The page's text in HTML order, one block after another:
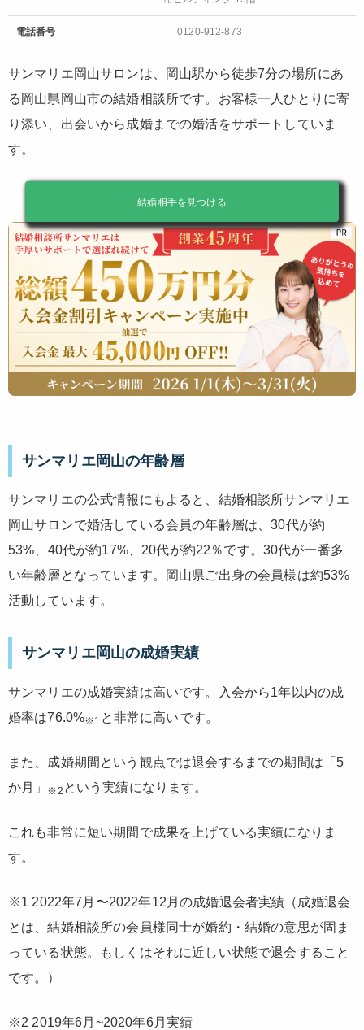
電話番号 0120-912-873
サンマリエ岡山サロンは、岡山駅から徒歩7分の場所にあ
る岡山県岡山市の結婚相談所です。お客様一人ひとりに寄
り添い、出会いから成婚までの婚活をサポートしていま
す。
結婚相手を見つける
サンマリエ岡山の年齢層
サンマリエの公式情報にもよると、結婚相談所サンマリエ
岡山サロンで婚活している会員の年齢層は、30代が約
53%、40代が約17%、20代が約22％です。30代が一番多
い年齢層となっています。岡山県ご出身の会員様は約53%
活動しています。
サンマリエ岡山の成婚実績
サンマリエの成婚実績は高いです。入会から1年以内の成
婚率は76.0%※1 と非常に高いです。
また、成婚期間という観点では退会するまでの期間は「5
か月」
※2 という実績になります。
これも非常に短い期間で成果を上げている実績になりま
す。
※1 2022年7月〜2022年12月の成婚退会者実績（成婚退会
とは、結婚相談所の会員様同士が婚約・結婚の意思が固ま
っている状態。もしくはそれに近しい状態で退会すること
です。）
※2 2019年6月~2020年6月実績